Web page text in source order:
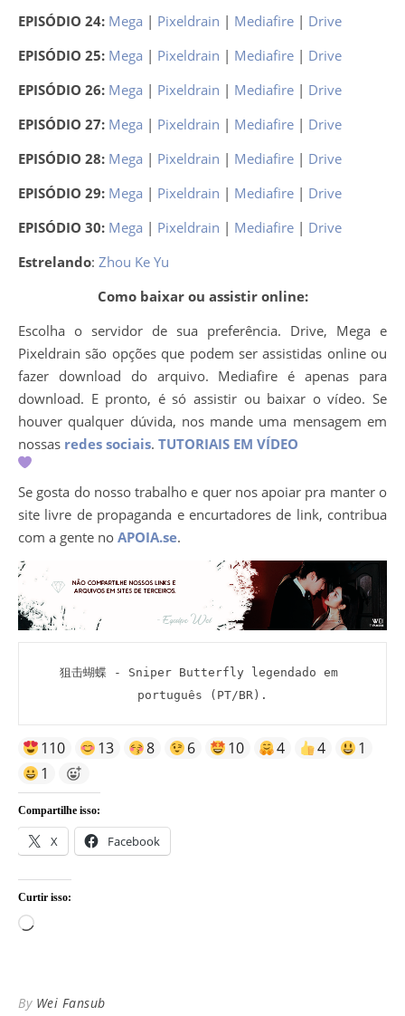
EPISÓDIO 24: Mega | Pixeldrain | Mediafire | Drive
EPISÓDIO 25: Mega | Pixeldrain | Mediafire | Drive
EPISÓDIO 26: Mega | Pixeldrain | Mediafire | Drive
EPISÓDIO 27: Mega | Pixeldrain | Mediafire | Drive
EPISÓDIO 28: Mega | Pixeldrain | Mediafire | Drive
EPISÓDIO 29: Mega | Pixeldrain | Mediafire | Drive
EPISÓDIO 30: Mega | Pixeldrain | Mediafire | Drive
Estrelando: Zhou Ke Yu
Como baixar ou assistir online:
Escolha o servidor de sua preferência. Drive, Mega e
Pixeldrain são opções que podem ser assistidas online ou
fazer download do arquivo. Mediafire é apenas para
download. E pronto, é só assistir ou baixar o vídeo. Se
houver qualquer dúvida, nos mande uma mensagem em
nossas redes sociais. TUTORIAIS EM VÍDEO
Se gosta do nosso trabalho e quer nos apoiar pra manter o
site livre de propaganda e encurtadores de link, contribua
com a gente no APOIA.se.
狙击蝴蝶 - Sniper Butterfly legendado em
português (PT/BR).
110 13 8 6 10 4 4
1
1
Compartilhe isso:
X Facebook
Curtir isso:
Carregando...
By Wei Fansub